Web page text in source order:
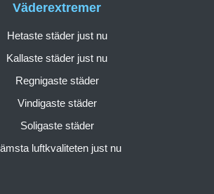
Väderextremer
Hetaste städer just nu
Kallaste städer just nu
Regnigaste städer
Vindigaste städer
Soligaste städer
luftkvaliteten just nu